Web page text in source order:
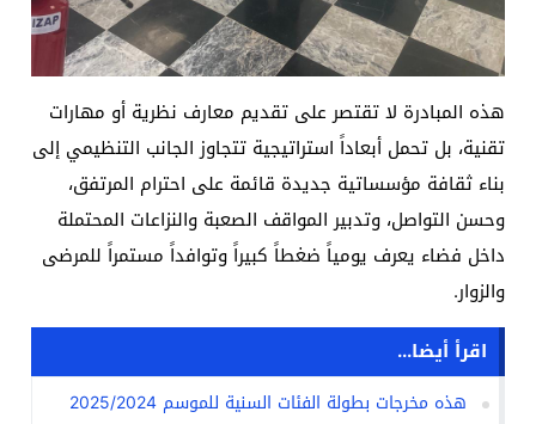
هذه المبادرة لا تقتصر على تقديم معارف نظرية أو مهارات
تقنية، بل تحمل أبعاداً استراتيجية تتجاوز الجانب التنظيمي إلى
بناء ثقافة مؤسساتية جديدة قائمة على احترام المرتفق،
وحسن التواصل، وتدبير المواقف الصعبة والنزاعات المحتملة
داخل فضاء يعرف يومياً ضغطاً كبيراً وتوافداً مستمراً للمرضى
والزوار.
اقرأ أيضا...
هذه مخرجات بطولة الفئات السنية للموسم 2025/2024